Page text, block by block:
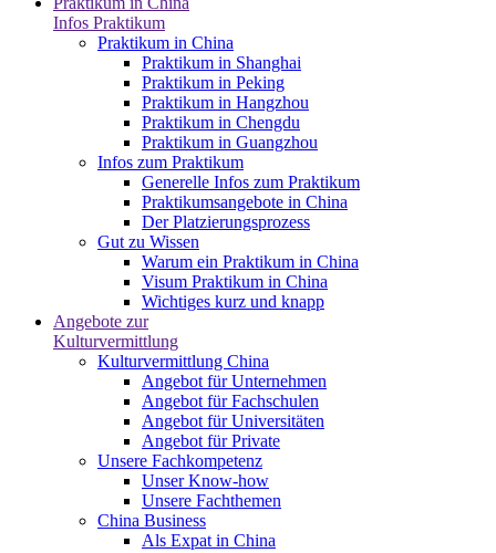
Infos Praktikum
Praktikum in China
Praktikum in Shanghai
Praktikum in Peking
Praktikum in Hangzhou
Praktikum in Chengdu
Praktikum in Guangzhou
Infos zum Praktikum
Generelle Infos zum Praktikum
Praktikumsangebote in China
Der Platzierungsprozess
Gut zu Wissen
Warum ein Praktikum in China
Visum Praktikum in China
Wichtiges kurz und knapp
Angebote zur
Kulturvermittlung
Kulturvermittlung China
Angebot für Unternehmen
Angebot für Fachschulen
Angebot für Universitäten
Angebot für Private
Unsere Fachkompetenz
Unser Know-how
Unsere Fachthemen
China Business
Als Expat in China